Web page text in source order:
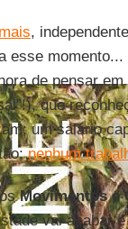
,
esse momento...
de pensar
que
um salário
nenhum
Movimentos e
vai acabar